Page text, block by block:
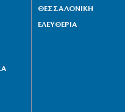
ΘΕΣΣΑΛΟΝΙΚΗ
ΕΛΕΥΘΕΡΙΑ